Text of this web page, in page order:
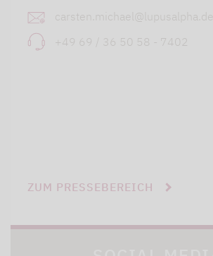
carsten.michael@lupusalpha.de
+49 69 / 36 50 58 - 7402
ZUM PRESSEBEREICH